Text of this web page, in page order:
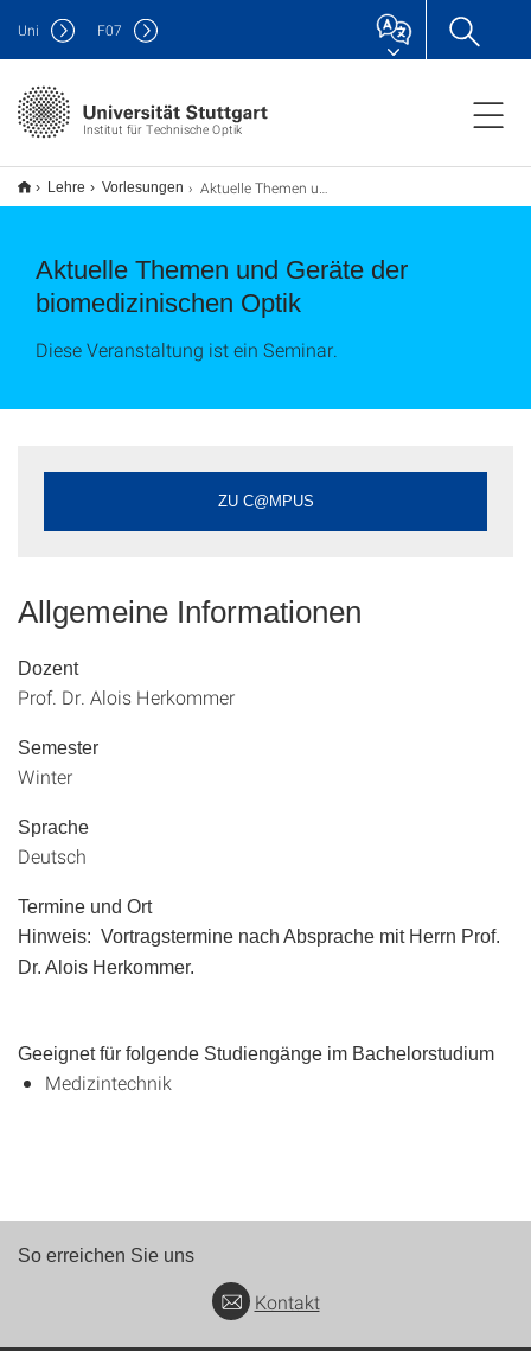
Institut für Technische Optik
Uni F07
Lehre Vorlesungen Aktuelle Themen und Geräte der biomedizinischen Optik
Aktuelle Themen und Geräte der
biomedizinischen Optik
Diese Veranstaltung ist ein Seminar.
ZU C@MPUS
Allgemeine Informationen
Dozent
Prof. Dr. Alois Herkommer
Semester
Winter
Sprache
Deutsch
Termine und Ort
Hinweis: Vortragstermine nach Absprache mit Herrn Prof.
Dr. Alois Herkommer.
Geeignet für folgende Studiengänge im Bachelorstudium
Medizintechnik
So erreichen Sie uns
Kontakt